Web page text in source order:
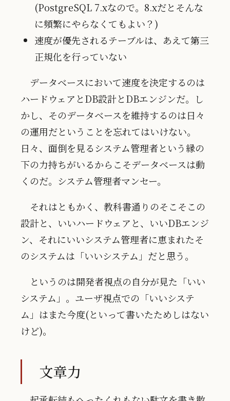
(PostgreSQL 7.xなので。8.xだとそんな
に頻繁にやらなくてもよい？)
速度が優先されるテーブルは、あえて第三
正規化を行っていない
データベースにおいて速度を決定するのは
ハードウェアとDB設計とDBエンジンだ。し
かし、そのデータベースを維持するのは日々
の運用だということを忘れてはいけない。
日々、面倒を見るシステム管理者という縁の
下の力持ちがいるからこそデータベースは動
くのだ。システム管理者マンセー。
それはともかく、教科書通りのそこそこの
設計と、いいハードウェアと、いいDBエンジ
ン、それにいいシステム管理者に恵まれたそ
のシステムは「いいシステム」だと思う。
というのは開発者視点の自分が見た「いい
システム」。ユーザ視点での「いいシステ
ム」はまた今度(といって書いたためしはない
けど)。
文章力